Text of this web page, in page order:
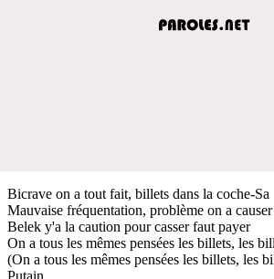
Bicrave on a tout fait, billets dans la coche-Sa
Mauvaise fréquentation, problème on a causer
Belek y'a la caution pour casser faut payer
On a tous les mêmes pensées les billets, les
(On a tous les mêmes pensées les billets, les
Putain